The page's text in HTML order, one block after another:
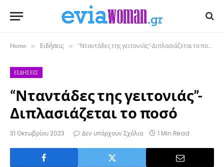
Home » Ειδήσεις » “Νταντάδες της γειτονιάς”-Διπλασιάζεται το ποσό
ΕΙΔΉΣΕΙΣ
“Νταντάδες της γειτονιάς”-
Διπλασιάζεται το ποσό
31 Οκτωβρίου 2023 Δεν υπάρχουν Σχόλια 1 Min Read